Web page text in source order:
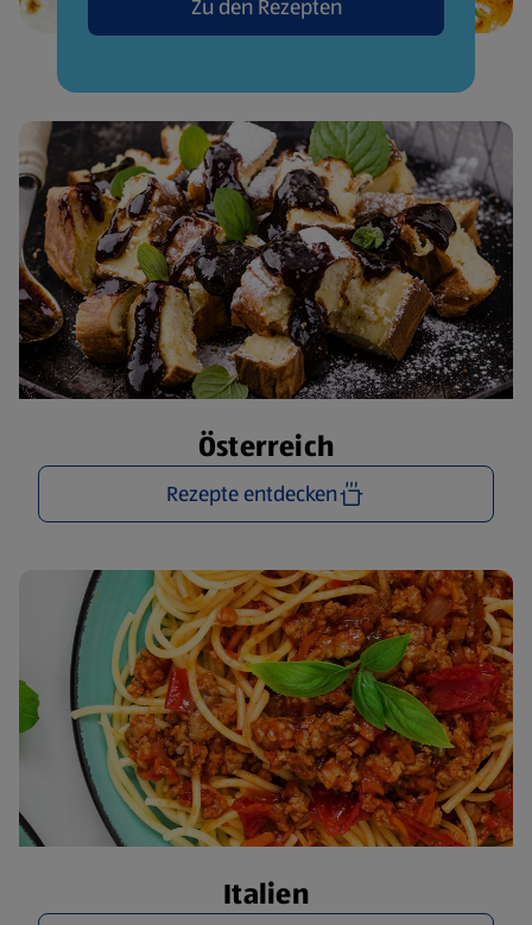
Zu den Rezepten
Österreich
Rezepte entdecken
Italien